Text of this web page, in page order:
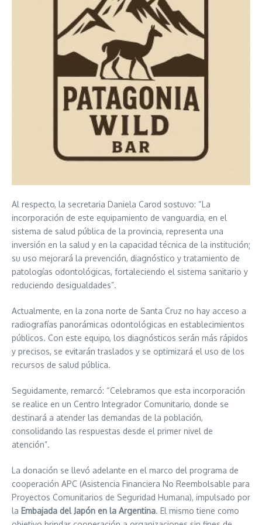
Al respecto, la secretaria Daniela Carod sostuvo: “La
incorporación de este equipamiento de vanguardia, en el
sistema de salud pública de la provincia, representa una
inversión en la salud y en la capacidad técnica de la institución;
su uso mejorará la prevención, diagnóstico y tratamiento de
patologías odontológicas, fortaleciendo el sistema sanitario y
reduciendo desigualdades”.
Actualmente, en la zona norte de Santa Cruz no hay acceso a
radiografías panorámicas odontológicas en establecimientos
públicos. Con este equipo, los diagnósticos serán más rápidos
y precisos, se evitarán traslados y se optimizará el uso de los
recursos de salud pública.
Seguidamente, remarcó: “Celebramos que esta incorporación
se realice en un Centro Integrador Comunitario, donde se
destinará a atender las demandas de la población,
consolidando las respuestas desde el primer nivel de
atención”.
La donación se llevó adelante en el marco del programa de
cooperación APC (Asistencia Financiera No Reembolsable para
Proyectos Comunitarios de Seguridad Humana), impulsado por
la Embajada del Japón en la Argentina. El mismo tiene como